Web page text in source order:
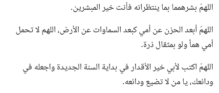
اللهمّ بشرهمما بما ينتظرانه فأنت خير المبشرين.
اللهمّ أبعد الحزن عن أمي كبعد السماوات عن الأرض، اللهم لا تحمل
أمي هماً ولو بمثقال ذرة.
اللهمّ اكتب لأبي خير الأقدار في بداية السنة الجديدة واجعله في
ودائعك، يا من لا تضيع ودائعه.